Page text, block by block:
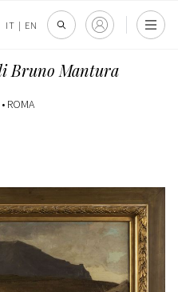
IT | EN
Bruno Mantura
ROMA